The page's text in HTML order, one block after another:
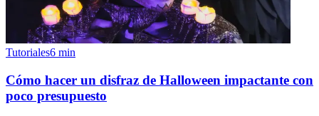
Tutoriales6 min
Cómo hacer un disfraz de Halloween impactante con
poco presupuesto